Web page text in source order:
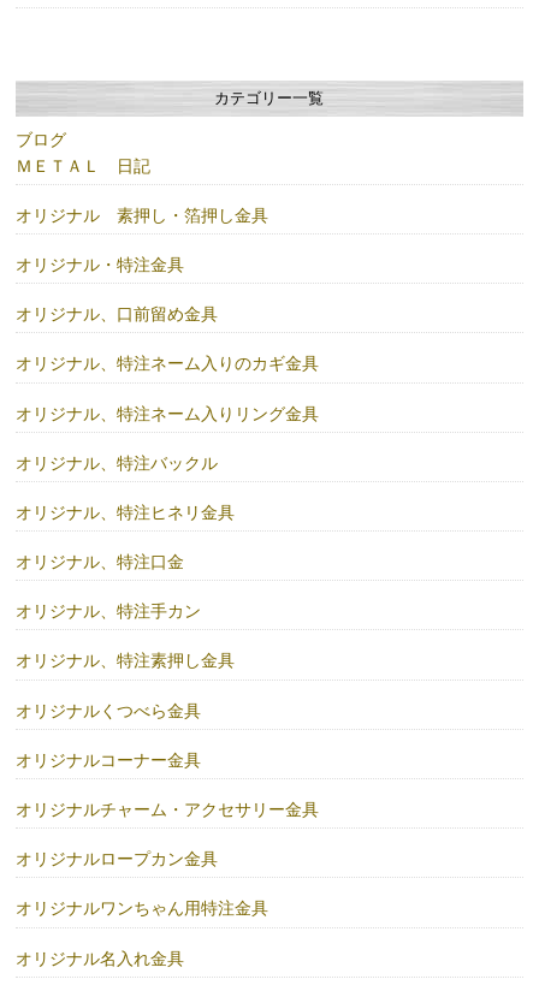
カテゴリー一覧
ブログ
ＭＥＴＡＬ 日記
オリジナル 素押し・箔押し金具
オリジナル・特注金具
オリジナル、口前留め金具
オリジナル、特注ネーム入りのカギ金具
オリジナル、特注ネーム入りリング金具
オリジナル、特注バックル
オリジナル、特注ヒネリ金具
オリジナル、特注口金
オリジナル、特注手カン
オリジナル、特注素押し金具
オリジナルくつべら金具
オリジナルコーナー金具
オリジナルチャーム・アクセサリー金具
オリジナルロープカン金具
オリジナルワンちゃん用特注金具
オリジナル名入れ金具